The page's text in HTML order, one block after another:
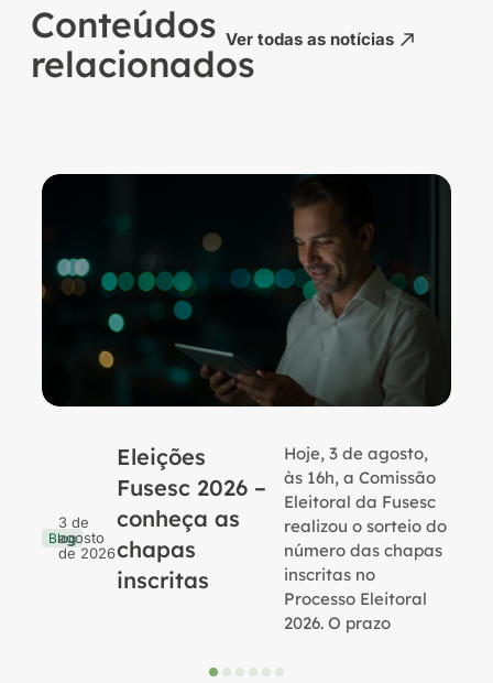
Conteúdos
relacionados
Ver todas as notícias
Blog
3 de
agosto
de 2026
Eleições
Fusesc 2026 –
conheça as
chapas
inscritas
Hoje, 3 de agosto,
às 16h, a Comissão
Eleitoral da Fusesc
realizou o sorteio do
número das chapas
inscritas no
Processo Eleitoral
2026. O prazo